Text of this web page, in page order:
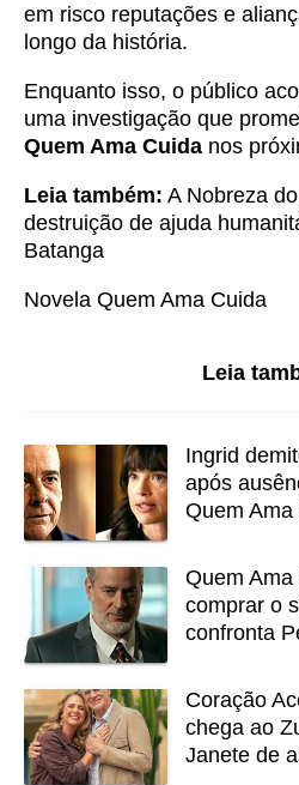
em risco reputações e
longo da história.
Enquanto isso, o público
uma investigação que
Quem Ama Cuida nos
Leia também: A Nobreza
destruição de ajuda
Batanga
Novela Quem Ama Cuida
Leia
Ingrid
após
Quem Ama
Quem
comprar o
confronta
Coração
chega ao
Janete de